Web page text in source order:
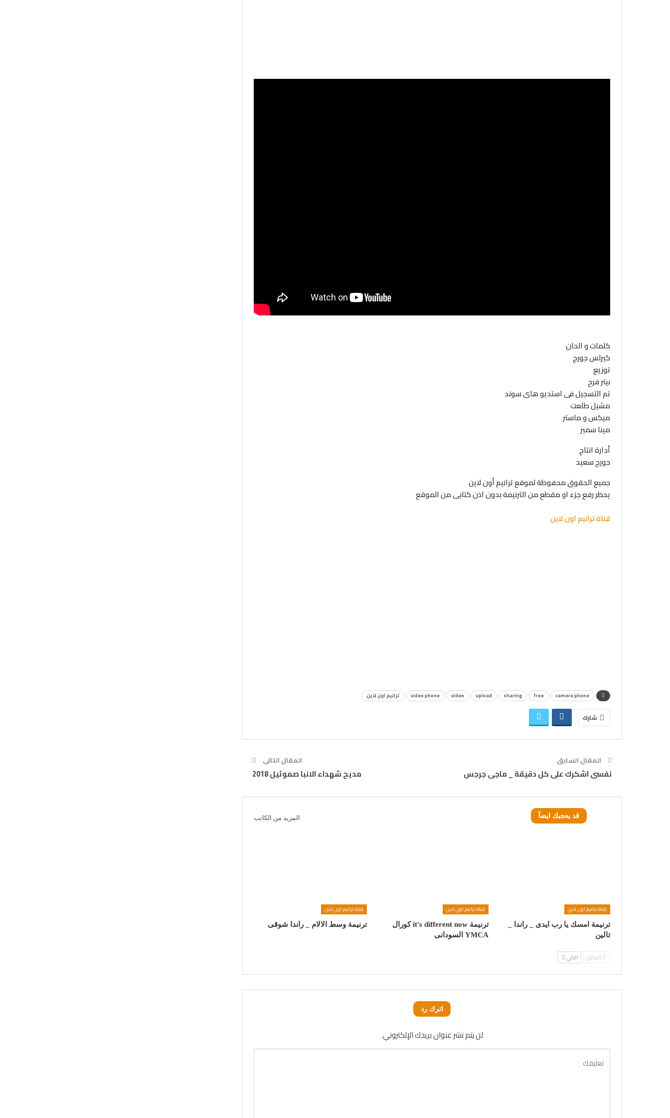
كلمات و الحان
كيرلس جورج
توزيع
بيتر فرح
تم التسجيل فى استديو هاى سوند
مشيل طلعت
ميكس و ماستر
مينا سمير
أدارة انتاج
جورج سعيد
جميع الحقوق محفوظة لموقع ترانيم أون لاين
يحظر رفع جزء او مقطع من الترنيمة بدون اذن كتابى من الموقع
قناة ترانيم اون لاين
camera phone
free
sharing
upload
video
video phone ترانيم اون لاين
شارك
المقال السابق
نفسى اشكرك على كل دقيقة _ ماجى جرجس
المقال التالى
مديح شهداء الانبا صموئيل 2018
قد يعجبك ايضآ المزيد من الكاتب
قناة ترانيم اون لاين
ترنيمة امسك يا رب ايدى _ راندا _
تالين
قناة ترانيم اون لاين
ترنيمة it's different now كورال
YMCA السودانى
قناة ترانيم اون لاين
ترنيمة وسط الالام _ راندا شوقى
السابق التالي
اترك رد
لن يتم نشر عنوان بريدك الإلكتروني.